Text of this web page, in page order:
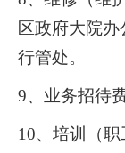
区政府大院
行管处。
9、业务招待
10、培训（